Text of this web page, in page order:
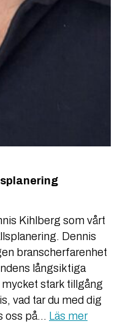
Kihlberg som vårt
Dennis
branscherfarenhet
långsiktiga
stark tillgång
vad tar du med dig
oss på… Läs mer